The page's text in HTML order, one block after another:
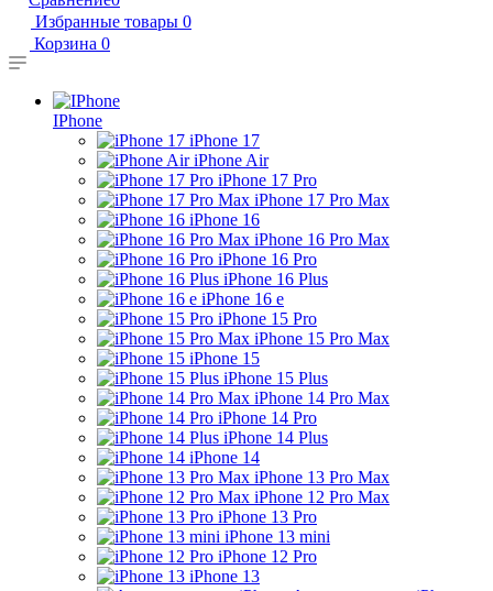
Избранные товары 0
Корзина 0
IPhone
iPhone 17
iPhone Air
iPhone 17 Pro
iPhone 17 Pro Max
iPhone 16
iPhone 16 Pro Max
iPhone 16 Pro
iPhone 16 Plus
iPhone 16 e
iPhone 15 Pro
iPhone 15 Pro Max
iPhone 15
iPhone 15 Plus
iPhone 14 Pro Max
iPhone 14 Pro
iPhone 14 Plus
iPhone 14
iPhone 13 Pro Max
iPhone 12 Pro Max
iPhone 13 Pro
iPhone 13 mini
iPhone 12 Pro
iPhone 13